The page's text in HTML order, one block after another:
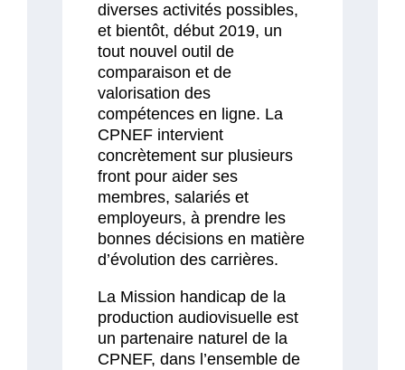
diverses activités possibles,
et bientôt, début 2019, un
tout nouvel outil de
comparaison et de
valorisation des
compétences en ligne. La
CPNEF intervient
concrètement sur plusieurs
front pour aider ses
membres, salariés et
employeurs, à prendre les
bonnes décisions en matière
d’évolution des carrières.
La Mission handicap de la
production audiovisuelle est
un partenaire naturel de la
CPNEF, dans l’ensemble de